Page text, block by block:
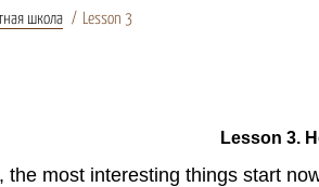
школа Lesson 3
Lesson 3.
the most interesting things start